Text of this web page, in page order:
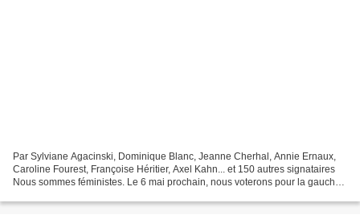
Par Sylviane Agacinski, Dominique Blanc, Jeanne Cherhal, Annie Ernaux,
Caroline Fourest, Françoise Héritier, Axel Kahn... et 150 autres signataires
Nous sommes féministes. Le 6 mai prochain, nous voterons pour la gauche